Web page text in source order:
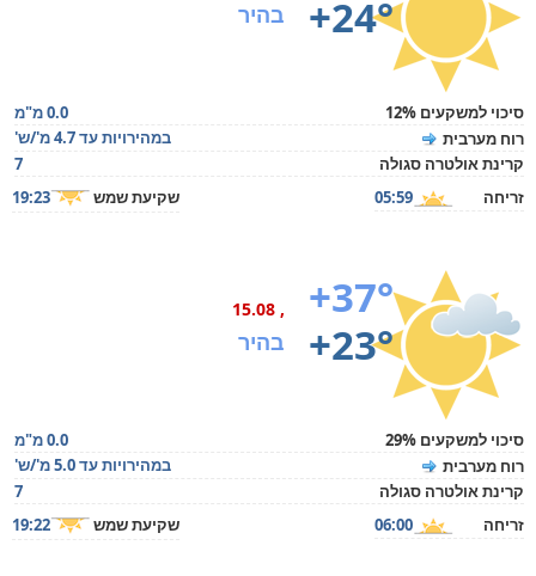
+24°
בהיר
סיכוי למשקעים 12%
0.0 מ"מ
רוח מערבית
במהירויות עד 4.7 מ'/ש'
קרינת אולטרה סגולה
7
זריחה
05:59 שקיעת שמש 19:23
+37°
+23°
, 15.08
בהיר
סיכוי למשקעים 29%
0.0 מ"מ
רוח מערבית
במהירויות עד 5.0 מ'/ש'
קרינת אולטרה סגולה
7
זריחה
06:00 שקיעת שמש 19:22